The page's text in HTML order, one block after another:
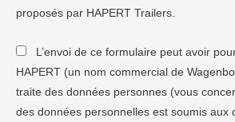
proposés par HAPERT Trailers.
L’envoi de ce formulaire peut avoir
HAPERT (un nom commercial de
traite des données personnes (vous
des données personnelles est soumis aux